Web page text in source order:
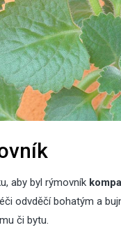
aby byl rýmovník
odvděčí bohatým a
či bytu.
Pro
2025
Sirup